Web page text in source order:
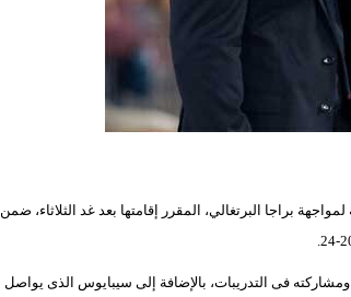
براجا البرتغالي، المقرر إقامتها بعد غد الثلاثاء، ضمن
فى التدريبات، بالإضافة إلى سيبايوس الذى يواصل